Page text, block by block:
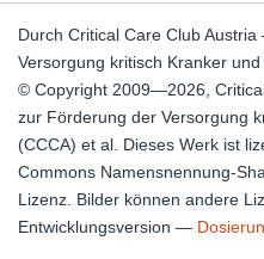
Durch Critical Care Club
Versorgung kritisch Kranker
© Copyright 2009—2026,
zur Förderung der Versorgung
(CCCA) et al. Dieses Werk ist
Commons Namensnennung-
Lizenz. Bilder können andere
Entwicklungsversion —